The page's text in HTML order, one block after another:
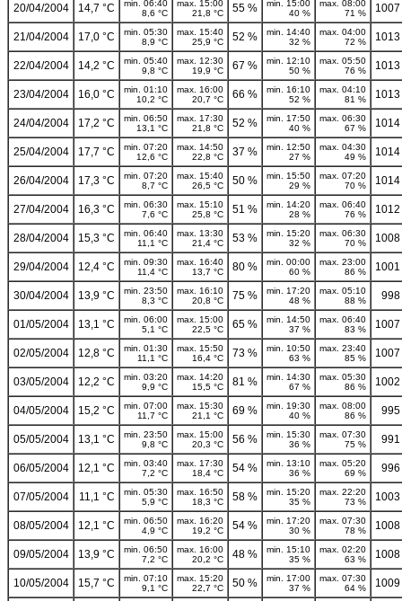
20/04/2004 14,7 °C
min. 06:40
8,6 °C
max. 15:00
21,8 °C
55 %
min. 15:00
40 %
max. 08:00
71 %
21/04/2004 17,0 °C
min. 05:30
8,9 °C
max. 15:40
25,9 °C
52 %
min. 14:40
32 %
max. 04:00
72 %
22/04/2004 14,2 °C
min. 05:40
9,8 °C
max. 12:30
19,9 °C
67 %
min. 12:10
50 %
max. 05:50
76 %
23/04/2004 16,0 °C
min. 01:10
10,2 °C
max. 16:00
20,7 °C
66 %
min. 16:10
52 %
max. 04:10
81 %
24/04/2004 17,2 °C
min. 06:50
13,1 °C
max. 17:30
21,8 °C
52 %
min. 17:50
40 %
max. 06:30
67 %
25/04/2004 17,7 °C
min. 07:20
12,6 °C
max. 14:50
22,8 °C
37 %
min. 12:50
27 %
max. 04:30
49 %
26/04/2004 17,3 °C
min. 07:20
8,7 °C
max. 15:40
26,5 °C
50 %
min. 15:50
29 %
max. 07:20
70 %
27/04/2004 16,3 °C
min. 06:30
7,6 °C
max. 15:10
25,8 °C
51 %
min. 14:20
28 %
max. 06:40
76 %
28/04/2004 15,3 °C
min. 06:40
11,1 °C
max. 13:30
21,4 °C
53 %
min. 15:20
32 %
max. 06:30
70 %
29/04/2004 12,4 °C
min. 09:30
11,4 °C
max. 16:40
13,7 °C
80 %
min. 00:00
60 %
max. 23:00
86 %
30/04/2004 13,9 °C
min. 23:50
8,3 °C
max. 16:10
20,8 °C
75 %
min. 17:20
48 %
max. 05:10
88 %
998
01/05/2004 13,1 °C
min. 06:00
5,1 °C
max. 15:00
22,5 °C
65 %
min. 14:50
37 %
max. 06:40
83 %
02/05/2004 12,8 °C
min. 01:30
11,1 °C
max. 15:50
16,4 °C
73 %
min. 10:50
63 %
max. 23:40
85 %
03/05/2004 12,2 °C
min. 03:20
9,9 °C
max. 14:20
15,5 °C
81 %
min. 14:30
67 %
max. 05:30
86 %
04/05/2004 15,2 °C
min. 07:00
11,7 °C
max. 15:30
21,1 °C
69 %
min. 19:30
40 %
max. 08:00
86 %
995
05/05/2004 13,1 °C
min. 23:50
9,8 °C
max. 15:00
20,3 °C
56 %
min. 15:30
36 %
max. 07:30
75 %
991
06/05/2004 12,1 °C
min. 03:40
7,2 °C
max. 17:30
18,4 °C
54 %
min. 13:10
36 %
max. 05:20
69 %
996
07/05/2004 11,1 °C
min. 05:30
5,9 °C
max. 16:50
18,3 °C
58 %
min. 15:20
35 %
max. 22:20
73 %
08/05/2004 12,1 °C
min. 06:50
4,9 °C
max. 16:20
19,2 °C
54 %
min. 17:20
30 %
max. 07:30
78 %
09/05/2004 13,9 °C
min. 06:50
7,2 °C
max. 16:00
20,2 °C
48 %
min. 15:10
35 %
max. 02:20
63 %
10/05/2004 15,7 °C
min. 07:10
9,1 °C
max. 15:20
22,7 °C
50 %
min. 17:00
37 %
max. 07:30
64 %